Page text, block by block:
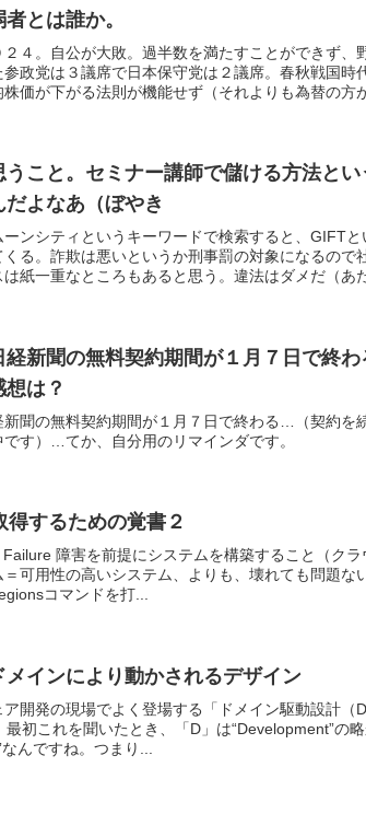
とは誰か。
２４。自公が大敗。過半数を満たすことができず、
参政党は３議席で日本保守党は２議席。春秋戦国時
株価が下がる法則が機能せず（それよりも為替の方
うこと。セミナー講師で儲ける方法と
だよなあ（ぼやき
ーンシティというキーワードで検索すると、GIFT
くる。詐欺は悪いというか刑事罰の対象になるので
は紙一重なところもあると思う。違法はダメだ（あ
経新聞の無料契約期間が１月７日で終
は？
新聞の無料契約期間が１月７日で終わる…（契約を
です）…てか、自分用のリマインダです。
得するための覚書２
障害を前提にシステムを構築すること（ク
＝可用性の高いシステム、よりも、壊れても問題な
コマンドを打...
メインにより動かされるデザイン
ア開発の現場でよく登場する「ドメイン駆動設計
最初これを聞いたとき、「D」は“Development”の
んですね。つまり...